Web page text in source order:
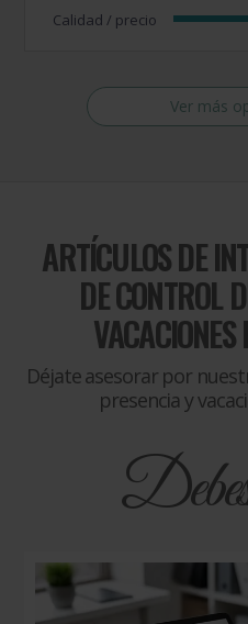
Calidad / precio
Ver más
ARTÍCULOS DE
DECONTROL
Déjate asesorar por
presencia y